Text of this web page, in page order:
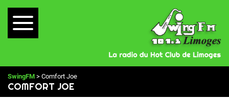
SwingFM > Comfort Joe
COMFORT JOE